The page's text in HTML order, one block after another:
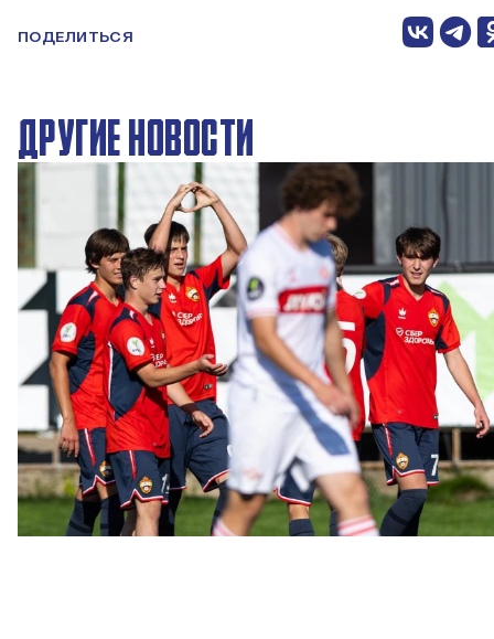
ПОДЕЛИТЬСЯ
ДРУГИЕ НОВОСТИ
ЮФЛ: Московское дерби на «Октябре»
3 АВГУСТА 2026 14:15